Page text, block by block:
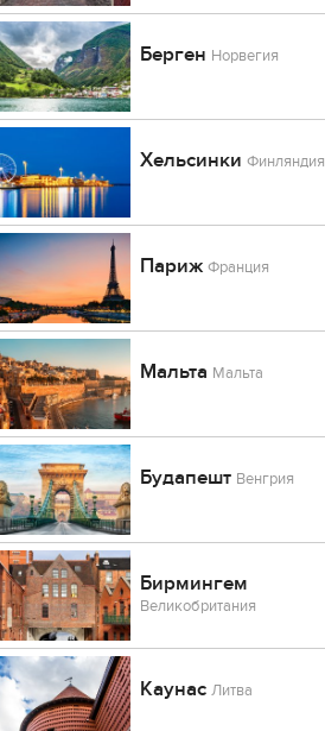
Берген Норвегия
ХельсинкиФинляндия
ПарижФранция
Мальта Мальта
Будапешт Венгрия
Бирмингем
Великобритания
КаунасЛитва